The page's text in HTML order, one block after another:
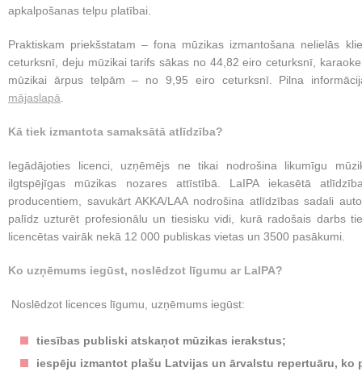
apkalpošanas telpu platībai.
Praktiskam priekšstatam – fona mūzikas izmantošana nelielās
ceturksnī, deju mūzikai tarifs sākas no 44,82 eiro ceturksnī,
mūzikai ārpus telpām – no 9,95 eiro ceturksnī. Pilna
mājaslapā
Kā tiek izmantota samaksātā atlīdzība?
Iegādājoties licenci, uzņēmējs ne tikai nodrošina likumīgu
ilgtspējīgas mūzikas nozares attīstībā. LaIPA iekasētā
producentiem, savukārt AKKA/LAA nodrošina atlīdzības sadali
palīdz uzturēt profesionālu un tiesisku vidi, kurā radošais darbs
licencētas vairāk nekā 12 000 publiskas vietas un 3500 pasākumi.
Ko uzņēmums iegūst, noslēdzot līgumu ar LaIPA?
Noslēdzot licences līgumu, uzņēmums iegūst:
tiesības publiski atskaņot mūzikas ierakstus;
iespēju izmantot plašu Latvijas un ārvalstu repertuāru, ko